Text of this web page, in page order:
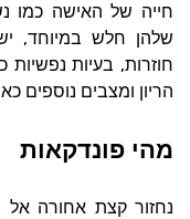
חייה של האישה כמו
שלהן חלש במיוחד,
חוזרות, בעיות
הריון ומצבים נוספים
מהי פונדקאות
נחזור קצת אחורה אל